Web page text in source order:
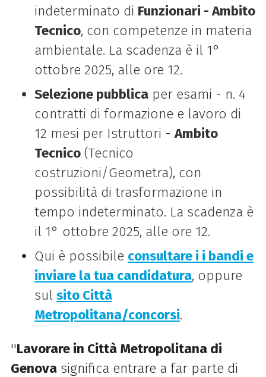
indeterminato di Funzionari - Ambito
Tecnico, con competenze in materia
ambientale. La scadenza è il 1°
ottobre 2025, alle ore 12.
Selezione pubblicaper esami - n. 4
contratti di formazione e lavoro di
12 mesi per Istruttori -Ambito
Tecnico(Tecnico
costruzioni/Geometra), con
possibilità di trasformazione in
tempo indeterminato. La scadenza è
il 1° ottobre 2025, alle ore 12.
Qui è possibile consultare i i bandi e
inviare la tua candidatura, oppure
sul sito Città
Metropolitana/concorsi.
''Lavorare in Città Metropolitana di
Genovasignifica entrare a far parte di